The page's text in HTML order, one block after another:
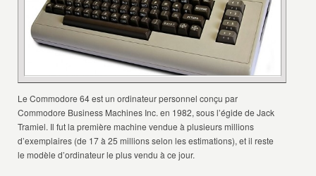
Le Commodore 64 est un ordinateur personnel conçu par
Commodore Business Machines Inc. en 1982, sous l’égide de Jack
Tramiel. Il fut la première machine vendue à plusieurs millions
d’exemplaires (de 17 à 25 millions selon les estimations), et il reste
le modèle d’ordinateur le plus vendu à ce jour.